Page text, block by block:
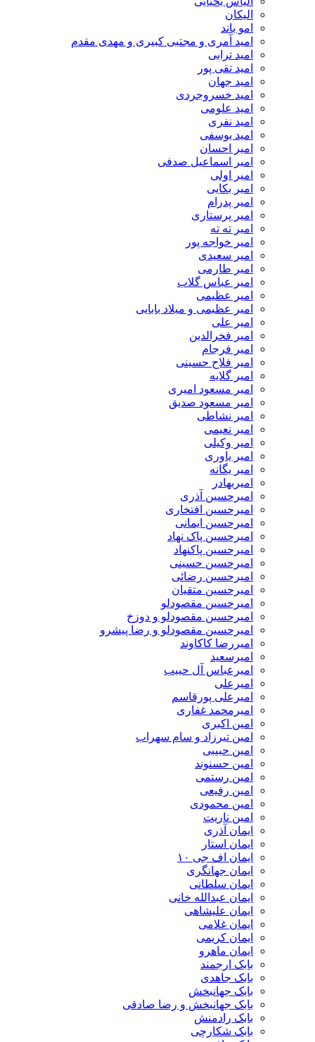
امو باند
امید آمری و مجتبی کبیری و مهدى مقدم
امید ترابی
امید تقی پور
امید جهان
امید خسروجردی
امید علومی
امید نفری
امید یوسفی
امیر احسان
امیر اسماعیل صدفی
امیر اولی
امیر بکایی
امیر پدرام
امیر پرستاری
امیر ته ته
امیر خواجه پور
امیر سعیدی
امیر طارمی
امیر عباس گلاب
امیر عظیمی
امیر عظیمی و میلاد بابایی
امیر علی
امیر فخرالدین
امیر فرجام
امیر فلاح حسینی
امیر گلایه
امیر مسعود امیری
امیر مسعود صدیق
امیر نشاطی
امیر نعیمی
امیر وکیلی
امیر یاوری
امیر یگانه
امیربهادر
امیرحسین آذری
امیرحسین افتخاری
امیرحسین ایمانی
امیرحسین پاک نهاد
امیرحسین پاکنهاد
امیرحسین حسینی
امیرحسین رضائی
امیرحسین متقیان
امیرحسین مقصودلو
امیرحسین مقصودلو و دوزخ
امیرحسین مقصودلو و رضا پیشرو
امیررضا کاکاوند
امیرسعید
امیرعباس آل حبیب
امیرعلی
امیرعلی پورقاسم
امیرمحمد غفاری
امین اکبری
امین تیرزاد و سام سهراب
امین حبیبی
امین حسنوند
امین رستمی
امین رفیعی
امین محمودی
امین ناریت
ایمان آذری
ایمان استار
ایمان اف جی ۱۰
ایمان جهانگری
ایمان سلطانی
ایمان عبدالله خانی
ایمان علیشاهی
ایمان غلامی
ایمان کریمی
ایمان ماهرو
بابک ارجمند
بابک جاهدی
بابک جهانبخش
بابک جهانبخش و رضا صادقی
بابک رادمنش
بابک شکارچی